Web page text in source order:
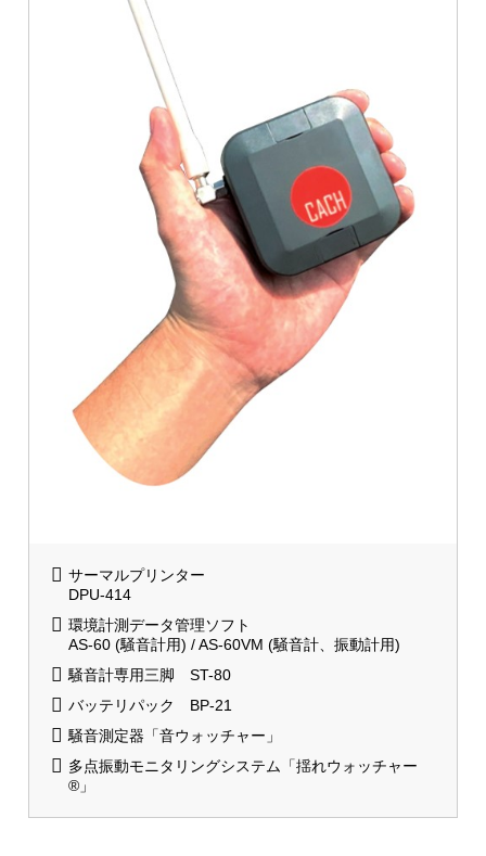
サーマルプリンター
DPU-414
環境計測データ管理ソフト
AS-60 (騒音計用) / AS-60VM (騒音計、振動計用)
騒音計専用三脚 ST-80
バッテリパック BP-21
騒音測定器「音ウォッチャー」
多点振動モニタリングシステム「揺れウォッチャー
®」